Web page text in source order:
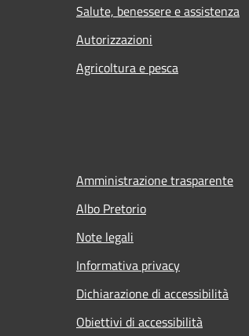
Salute, benessere e assistenza
Autorizzazioni
Agricoltura e pesca
Amministrazione trasparente
Albo Pretorio
Note legali
Informativa privacy
Dichiarazione di accessibilità
Obiettivi di accessibilità